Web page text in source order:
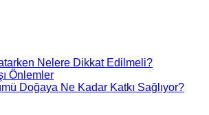
Nelere Dikkat Edilmeli?
Önlemler
Doğaya Ne Kadar Katkı Sağlıyor?